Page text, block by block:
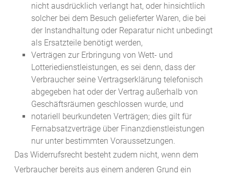
nicht ausdrücklich verlangt hat, oder hinsichtlich
solcher bei dem Besuch gelieferter Waren, die bei
der Instandhaltung oder Reparatur nicht unbedingt
als Ersatzteile benötigt werden,
Verträgen zur Erbringung von Wett- und
Lotteriedienstleistungen, es sei denn, dass der
Verbraucher seine Vertragserklärung telefonisch
abgegeben hat oder der Vertrag außerhalb von
Geschäftsräumen geschlossen wurde, und
notariell beurkundeten Verträgen; dies gilt für
Fernabsatzverträge über Finanzdienstleistungen
nur unter bestimmten Voraussetzungen.
Das Widerrufsrecht besteht zudem nicht, wenn dem
Verbraucher bereits aus einem anderen Grund ein